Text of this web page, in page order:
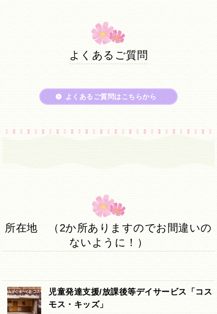
よくあるご質問
よくあるご質問はこちらから
所在地 （2か所ありますのでお間違いの
ないように！）
児童発達支援/放課後等デイサービス「コス
モス・キッズ」